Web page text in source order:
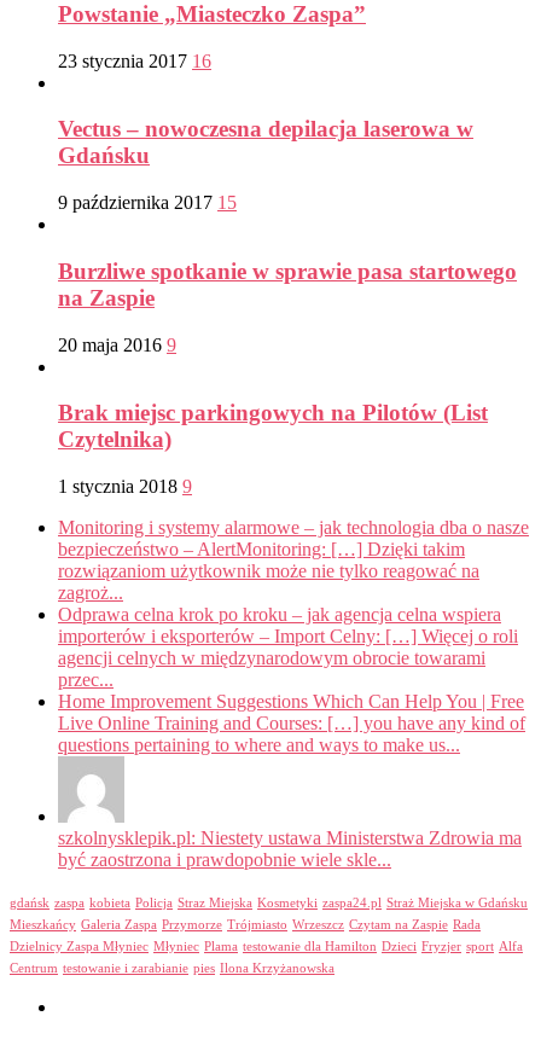
Powstanie „Miasteczko Zaspa”
23 stycznia 2017 16
Vectus – nowoczesna depilacja laserowa w
Gdańsku
9 października 2017 15
Burzliwe spotkanie w sprawie pasa startowego
na Zaspie
20 maja 2016 9
Brak miejsc parkingowych na Pilotów (List
Czytelnika)
1 stycznia 2018 9
Monitoring i systemy alarmowe – jak technologia dba o nasze
bezpieczeństwo – AlertMonitoring: […] Dzięki takim
rozwiązaniom użytkownik może nie tylko reagować na
zagroż...
Odprawa celna krok po kroku – jak agencja celna wspiera
importerów i eksporterów – Import Celny: […] Więcej o roli
agencji celnych w międzynarodowym obrocie towarami
przec...
Home Improvement Suggestions Which Can Help You | Free
Live Online Training and Courses: […] you have any kind of
questions pertaining to where and ways to make us...
szkolnysklepik.pl: Niestety ustawa Ministerstwa Zdrowia ma
być zaostrzona i prawdopobnie wiele skle...
gdańsk zaspa kobieta Policja Straz Miejska Kosmetyki zaspa24.pl Straż Miejska w Gdańsku
Mieszkańcy Galeria Zaspa Przymorze Trójmiasto Wrzeszcz Czytam na Zaspie Rada
Dzielnicy Zaspa Młyniec Młyniec Plama testowanie dla Hamilton Dzieci Fryzjer sport Alfa
Centrum testowanie i zarabianie pies Ilona Krzyżanowska